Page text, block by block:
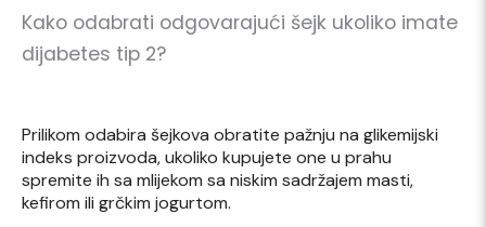
Kako odabrati odgovarajući šejk ukoliko imate
dijabetes tip 2?
Prilikom odabira šejkova obratite pažnju na glikemijski
indeks proizvoda, ukoliko kupujete one u prahu
spremite ih sa mlijekom sa niskim sadržajem masti,
kefirom ili grčkim jogurtom.